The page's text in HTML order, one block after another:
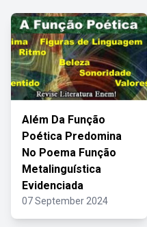
Além Da Função
Poética Predomina
No Poema Função
Metalinguística
Evidenciada
07 September 2024